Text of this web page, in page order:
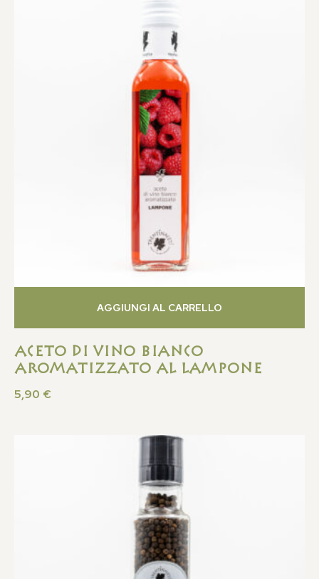
Aceto di Vino Bianco
Aromatizzato Al Lampone
5,90 €
AGGIUNGI AL CARRELLO